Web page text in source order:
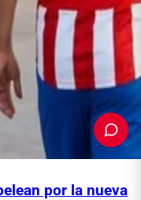
por la nueva